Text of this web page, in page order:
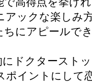
アックな楽しみ
にアピールで
ドクタースト
ポイントにして